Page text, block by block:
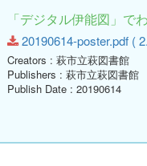
「デジタル伊能図」で
20190614-poster.pdf (
Creators : 萩市立萩図書館
Publishers : 萩市立萩図書館
Publish Date : 20190614